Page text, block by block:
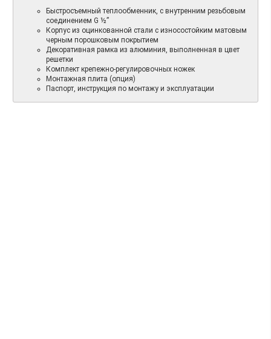
Быстросъемный теплообменник, с внутренним резьбовым
соединением G ½”
Корпус из оцинкованной стали с износостойким матовым
черным порошковым покрытием
Декоративная рамка из алюминия, выполненная в цвет
решетки
Комплект крепежно-регулировочных ножек
Монтажная плита (опция)
Паспорт, инструкция по монтажу и эксплуатации